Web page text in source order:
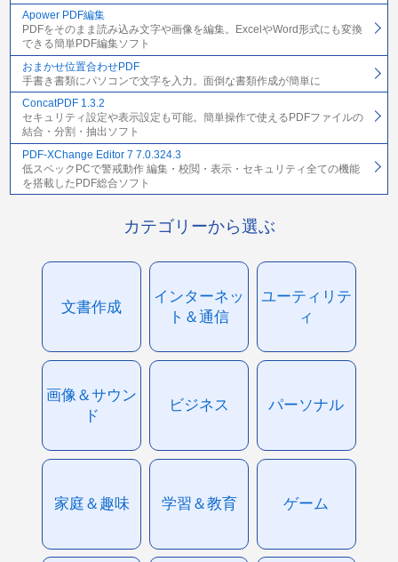
Apower PDF編集
PDFをそのまま読み込み文字や画像を編集。ExcelやWord形式にも変換
できる簡単PDF編集ソフト
おまかせ位置合わせPDF
手書き書類にパソコンで文字を入力。面倒な書類作成が簡単に
ConcatPDF 1.3.2
セキュリティ設定や表示設定も可能。簡単操作で使えるPDFファイルの
結合・分割・抽出ソフト
PDF-XChange Editor 7 7.0.324.3
低スペックPCで警戒動作 編集・校閲・表示・セキュリティ全ての機能
を搭載したPDF総合ソフト
カテゴリーから選ぶ
文書作成
インターネッ
ト＆通信
ユーティリテ
ィ
画像＆サウン
ド
ビジネス パーソナル
家庭＆趣味 学習＆教育 ゲーム